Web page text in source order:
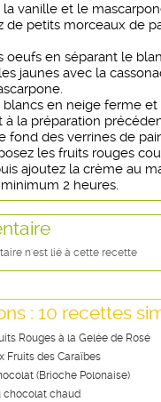
la vanille et le
de petits morceaux de
oeufs en séparant le
jaunes avec la
blancs en neige ferme
la préparation
fond des verrines de
les fruits rouges
ajoutez la crème au
2 heures.
n'est lié à cette recette
: 10 recettes
Rouges à la Gelée de Rosé
Fruits des Caraïbes
(Brioche Polonaise)
chocolat chaud